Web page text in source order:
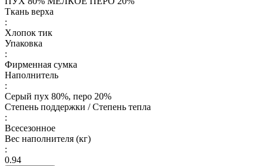
Ткань верха
:
Хлопок тик
Упаковка
:
Фирменная сумка
Наполнитель
:
Серый пух 80%, перо 20%
Степень поддержки / Степень тепла
:
Всесезонное
Вес наполнителя (кг)
:
0.94